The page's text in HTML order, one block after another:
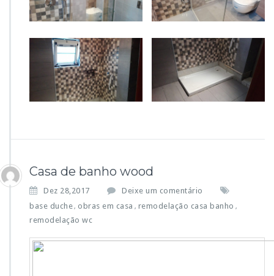
Casa de banho wood
Dez 28,2017
Deixe um comentário
base duche, obras em casa , remodelação casa banho ,
remodelação wc